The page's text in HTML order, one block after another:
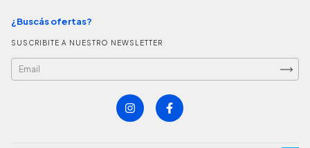
¿Buscás ofertas?
SUSCRIBITE A NUESTRO NEWSLETTER